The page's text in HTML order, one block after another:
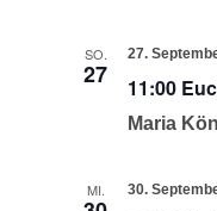
SO.
27
27.
11:00
Maria
MI. 30.